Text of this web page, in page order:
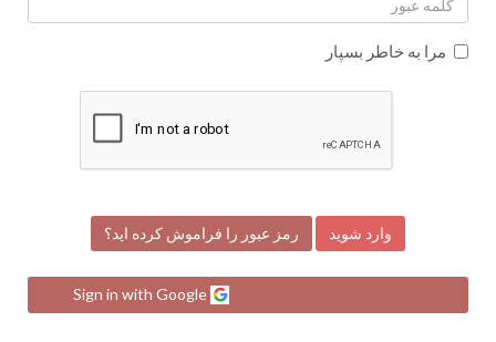
مرا به خاطر بسپار
رمز عبور را فراموش کرده اید؟